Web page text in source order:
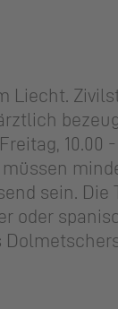
Liecht.
10.00 -
sein.
oder